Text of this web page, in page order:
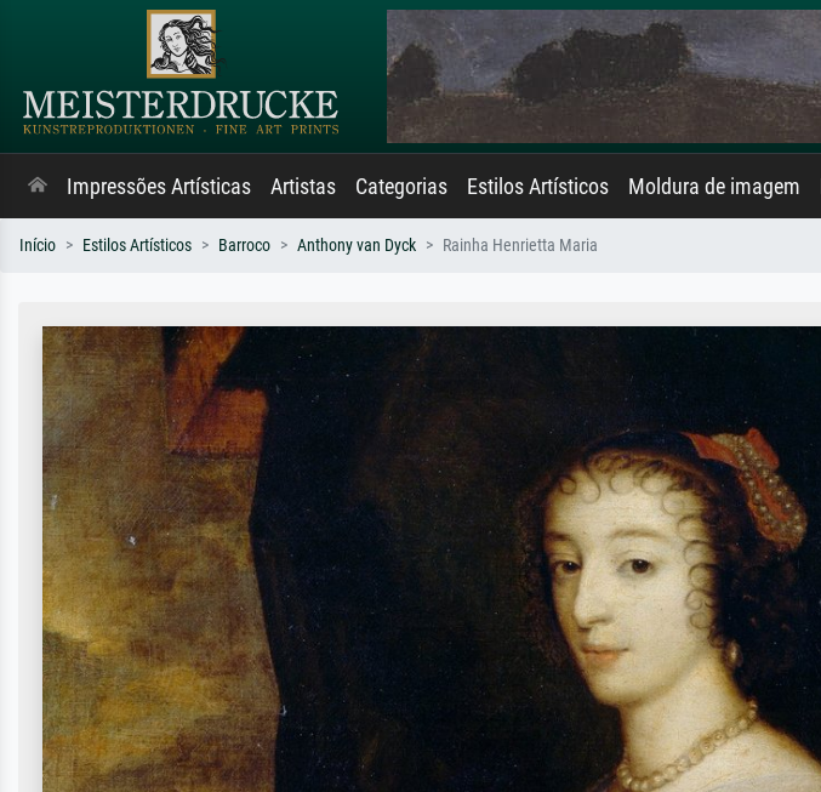
Impressões Artísticas Artistas Categorias Estilos Artísticos Moldura de imagem
Início Estilos Artísticos Barroco Anthony van Dyck Rainha Henrietta Maria